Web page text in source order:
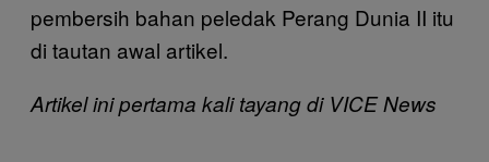
pembersih bahan peledak Perang Dunia II itu
di tautan awal artikel.
Artikel ini pertama kali tayang di VICE News